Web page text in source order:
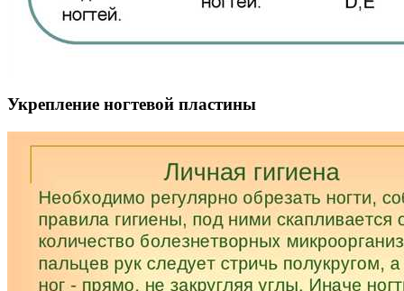
Укрепление ногтевой пластины